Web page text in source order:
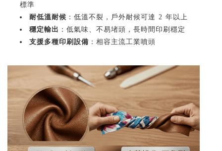
標準
耐低溫耐候 ：低溫不裂，戶外耐候可達 2 年以上
穩定輸出 ：低氣味、不易堵頭，長時間印刷穩定
支援多種印刷設備 ：相容主流工業噴頭